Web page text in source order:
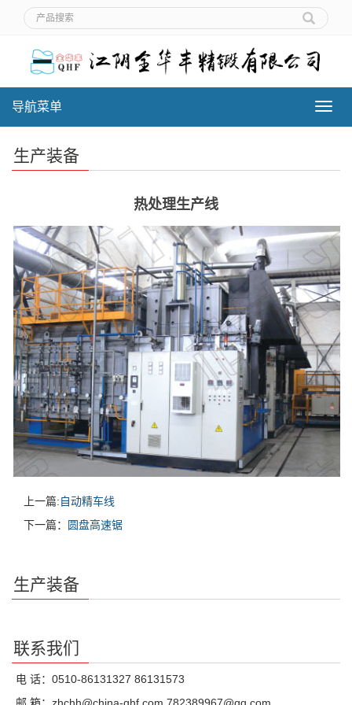
导
导航菜单
生产装备
热处理生产线
上一篇:自动精车线
下一篇：
圆盘高速锯
生产装备
联系我们
电 话：0510-86131327 86131573
邮 箱：zhchh@china-qhf.com 782389967@qq.com